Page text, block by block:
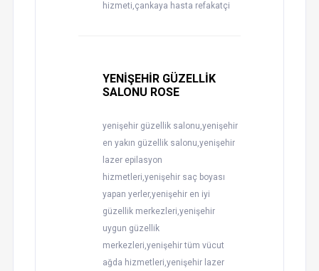
hizmeti,çankaya hasta refakatçi
YENİŞEHİR GÜZELLİK
SALONU ROSE
yenişehir güzellik salonu,yenişehir
en yakın güzellik salonu,yenişehir
lazer epilasyon
hizmetleri,yenişehir saç boyası
yapan yerler,yenişehir en iyi
güzellik merkezleri,yenişehir
uygun güzellik
merkezleri,yenişehir tüm vücut
ağda hizmetleri,yenişehir lazer